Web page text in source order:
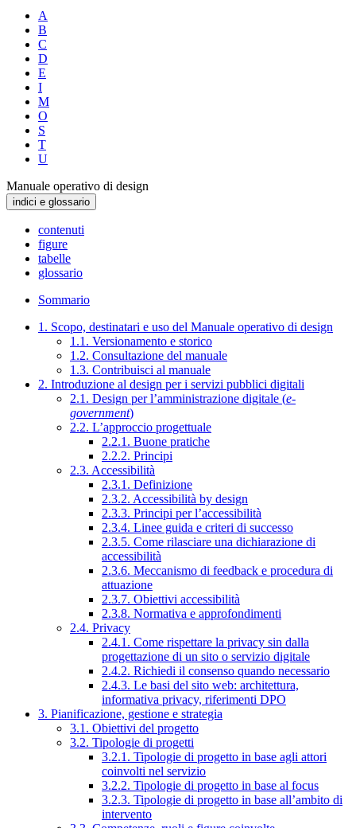
A
B
C
D
E
I
M
O
S
T
U
Manuale operativo di design
indici e glossario
contenuti
figure
tabelle
glossario
Sommario
1. Scopo, destinatari e uso del Manuale operativo di design
1.1. Versionamento e storico
1.2. Consultazione del manuale
1.3. Contribuisci al manuale
2. Introduzione al design per i servizi pubblici digitali
2.1. Design per l’amministrazione digitale (e-
government)
2.2. L’approccio progettuale
2.2.1. Buone pratiche
2.2.2. Principi
2.3. Accessibilità
2.3.1. Definizione
2.3.2. Accessibilità by design
2.3.3. Principi per l’accessibilità
2.3.4. Linee guida e criteri di successo
2.3.5. Come rilasciare una dichiarazione di
accessibilità
2.3.6. Meccanismo di feedback e procedura di
attuazione
2.3.7. Obiettivi accessibilità
2.3.8. Normativa e approfondimenti
2.4. Privacy
2.4.1. Come rispettare la privacy sin dalla
progettazione di un sito o servizio digitale
2.4.2. Richiedi il consenso quando necessario
2.4.3. Le basi del sito web: architettura,
informativa privacy, riferimenti DPO
3. Pianificazione, gestione e strategia
3.1. Obiettivi del progetto
3.2. Tipologie di progetti
3.2.1. Tipologie di progetto in base agli attori
coinvolti nel servizio
3.2.2. Tipologie di progetto in base al focus
3.2.3. Tipologie di progetto in base all’ambito di
intervento